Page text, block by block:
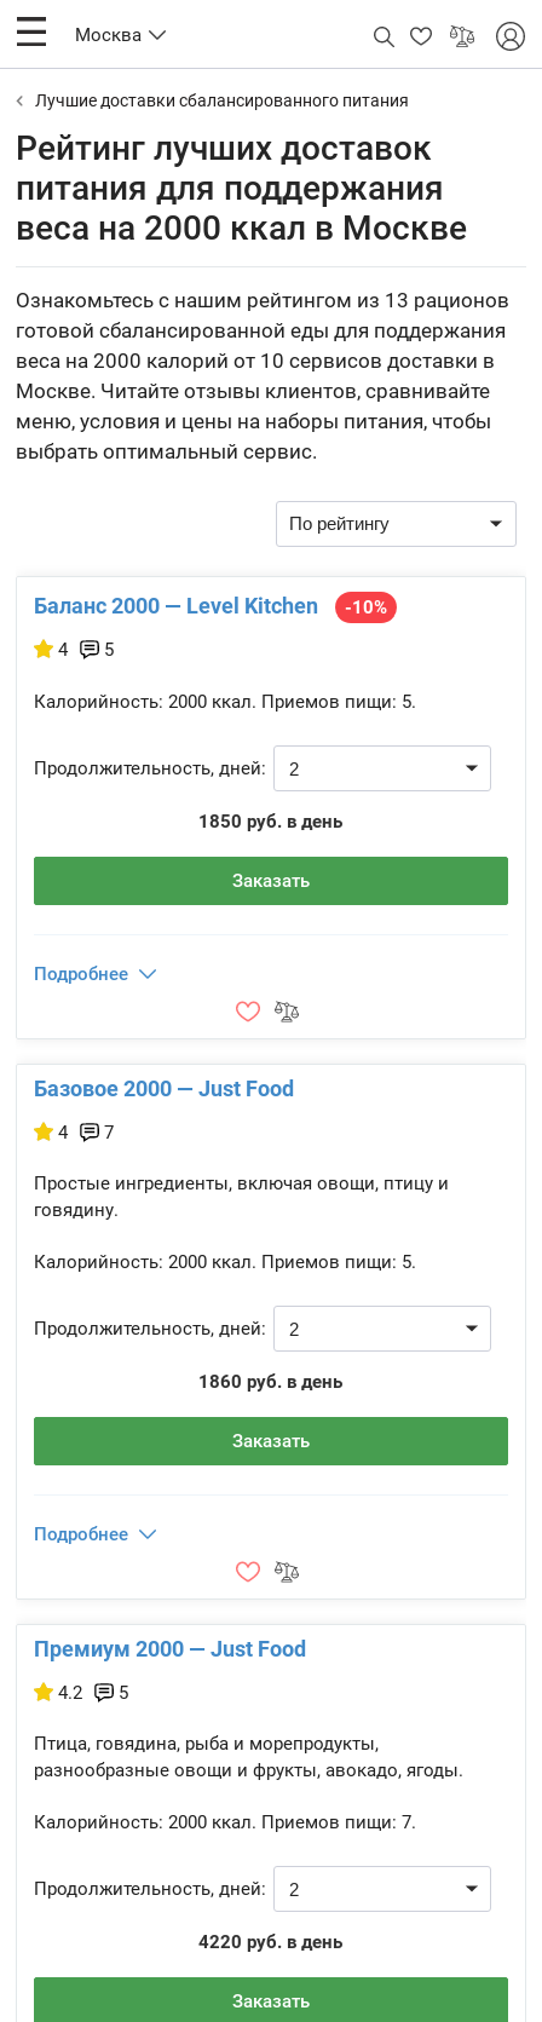
Москва
Лучшие доставки сбалансированного питания
Рейтинг лучших доставок
питания для поддержания
веса на 2000 ккал в Москве
Ознакомьтесь с нашим рейтингом из 13 рационов
готовой сбалансированной еды для поддержания
веса на 2000 калорий от 10 сервисов доставки в
Москве. Читайте отзывы клиентов, сравнивайте
меню, условия и цены на наборы питания, чтобы
выбрать оптимальный сервис.
Баланс 2000 — Level Kitchen
-10%
4
5
Калорийность: 2000 ккал. Приемов пищи: 5.
Продолжительность, дней:
1850 руб. в день
Заказать
Подробнее
Базовое 2000 — Just Food
4 7
Простые ингредиенты, включая овощи, птицу и
говядину.
Калорийность: 2000 ккал. Приемов пищи: 5.
Продолжительность, дней:
1860 руб. в день
Заказать
Подробнее
Премиум 2000 — Just Food
4.2 5
Птица, говядина, рыба и морепродукты,
разнообразные овощи и фрукты, авокадо, ягоды.
Калорийность: 2000 ккал. Приемов пищи: 7.
Продолжительность, дней:
4220 руб. в день
Заказать